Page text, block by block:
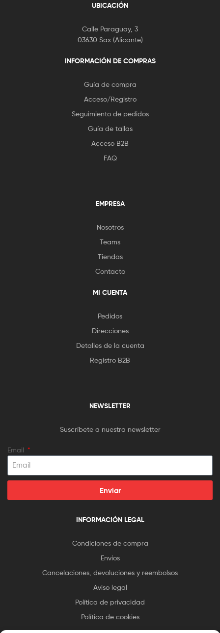
UBICACIÓN
Calle Paraguay, 3
03630 Sax (Alicante)
INFORMACIÓN DE COMPRAS
Guía de compra
Acceso/Registro
Seguimiento de pedidos
Guía de tallas
Acceso B2B
FAQ
EMPRESA
Nosotros
Teams
Tiendas
Contacto
MI CUENTA
Pedidos
Direcciones
Detalles de la cuenta
Registro B2B
NEWSLETTER
Suscríbete a nuestra newsletter
Email
Enviar
INFORMACIÓN LEGAL
Condiciones de compra
Envíos
Cancelaciones, devoluciones y reembolsos
Aviso legal
Política de privacidad
Política de cookies